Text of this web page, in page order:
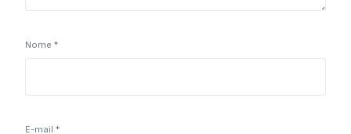
Nome*
E-mail*